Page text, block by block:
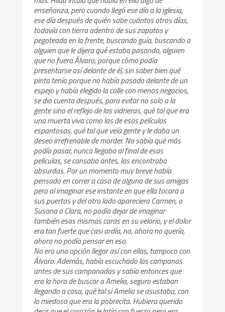
enseñanza, pero cuando llegó ese día a la iglesia,
ese día después de quién sabe cuántos otros días,
todavía con tierra adentro de sus zapatos y
pegoteada en la frente, buscando guía, buscando a
alguien que le dijera qué estaba pasando, alguien
que no fuera Álvaro, porque cómo podía
presentarse así delante de él, sin saber bien qué
pinta tenía porque no había pasado delante de un
espejo y había elegido la calle con menos negocios,
se dio cuenta después, para evitar no solo a la
gente sino el reflejo de las vidrieras, qué tal que era
una muerta viva como las de esas películas
espantosas, qué tal que veía gente y le daba un
deseo irrefrenable de morder. No sabía qué más
podía pasar, nunca llegaba al final de esas
películas, se cansaba antes, las encontraba
absurdas. Por un momento muy breve había
pensado en correr a casa de alguna de sus amigas
pero al imaginar ese instante en que ella tocara a
sus puertas y del otro lado apareciera Carmen, o
Susana o Clara, no podía dejar de imaginar
también esas mismas caras en su velorio, y el dolor
era tan fuerte que casi ardía, no, ahora no quería,
ahora no podía pensar en eso.
No era una opción llegar así con ellas, tampoco con
Álvaro. Además, había escuchado las campanas
antes de sus campanadas y sabía entonces que
era la hora de buscar a Amelia, seguro estaban
llegando a casa, qué tal si Amelia se asustaba, con
lo miedosa que era la pobrecita. Hubiera querido